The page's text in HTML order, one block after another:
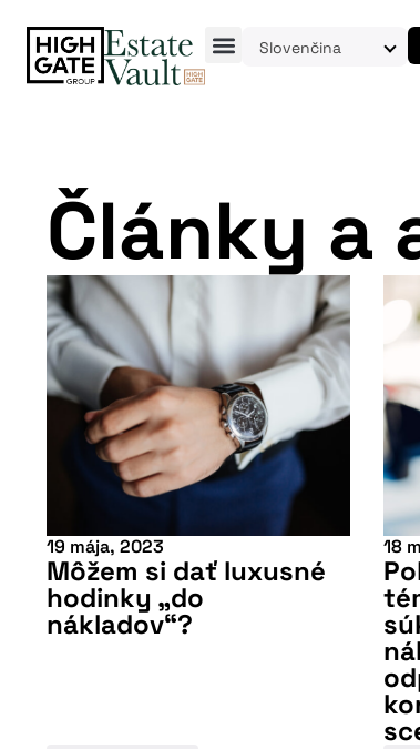
Slovenčina
Články
19 mája, 2023
Môžem si dať luxusné
hodinky „do
nákladov“?
18